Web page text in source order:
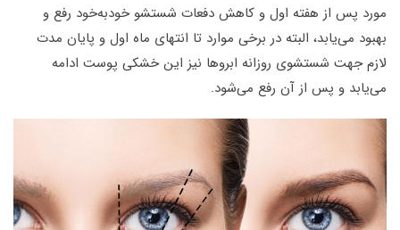
مورد پس از هفته اول و کاهش دفعات شستشو خودبه‌خود رفع و
بهبود می‌یابد، البته در برخی موارد تا انتهای ماه اول و پایان مدت
لازم جهت شستشوی روزانه ابروها نیز این خشکی پوست ادامه
می‌یابد و پس از آن رفع می‌شود.